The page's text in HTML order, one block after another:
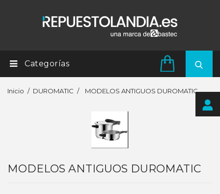
Categorías
Inicio DUROMATIC MODELOS ANTIGUOS DUROMATIC
MODELOS ANTIGUOS DUROMATIC